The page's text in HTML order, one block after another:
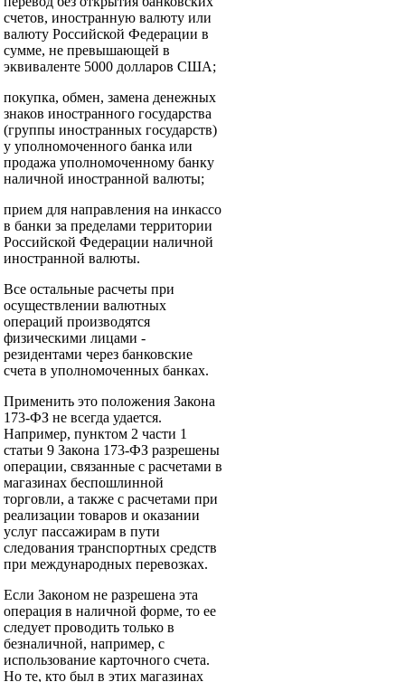
счетов, иностранную валюту или
валюту Российской Федерации в
сумме, не превышающей в
эквиваленте 5000 долларов США;
покупка, обмен, замена денежных
знаков иностранного государства
(группы иностранных государств)
у уполномоченного банка или
продажа уполномоченному банку
наличной иностранной валюты;
прием для направления на инкассо
в банки за пределами территории
Российской Федерации наличной
иностранной валюты.
Все остальные расчеты при
осуществлении валютных
операций производятся
физическими лицами -
резидентами через банковские
счета в уполномоченных банках.
Применить это положения Закона
173-ФЗ не всегда удается.
Например, пунктом 2 части 1
статьи 9 Закона 173-ФЗ разрешены
операции, связанные с расчетами в
магазинах беспошлинной
торговли, а также с расчетами при
реализации товаров и оказании
услуг пассажирам в пути
следования транспортных средств
при международных перевозках.
Если Законом не разрешена эта
операция в наличной форме, то ее
следует проводить только в
безналичной, например, с
использование карточного счета.
Но те, кто был в этих магазинах